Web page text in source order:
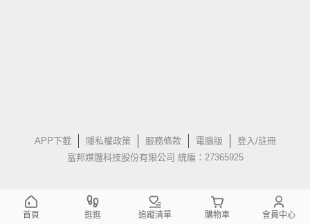
APP下載 隱私權政策 服務條款 電腦版
登入/註冊
富邦媒體科技股份有限公司 統編：27365925
首頁 逛逛 追蹤清單 購物車 會員中心